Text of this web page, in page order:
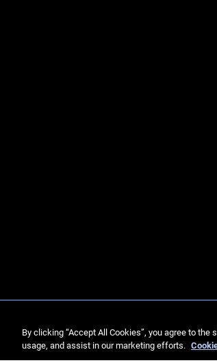
By clicking “Accept All Cookies”, you agree to
usage, and assist in our marketing efforts.